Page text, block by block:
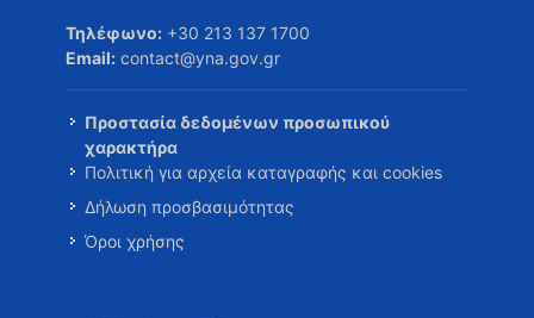
Τηλέφωνο: +30 213 137 1700
Email: contact@yna.gov.gr
Προστασία δεδομένων προσωπικού
χαρακτήρα
Πολιτική για αρχεία καταγραφής και cookies
Δήλωση προσβασιμότητας
Όροι χρήσης